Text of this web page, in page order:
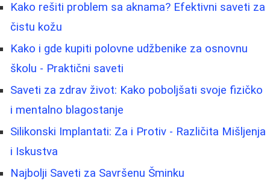
Kako rešiti problem sa aknama? Efektivni saveti za
čistu kožu
Kako i gde kupiti polovne udžbenike za osnovnu
školu - Praktični saveti
Saveti za zdrav život: Kako poboljšati svoje fizičko
i mentalno blagostanje
Silikonski Implantati: Za i Protiv - Različita Mišljenja
i Iskustva
Najbolji Saveti za Savršenu Šminku